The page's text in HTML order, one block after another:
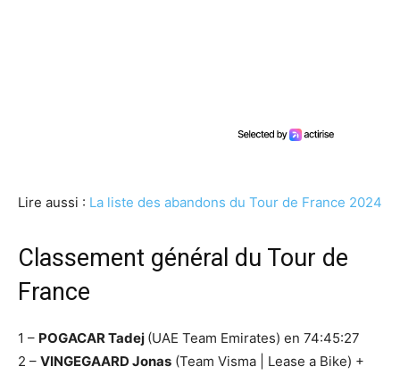
Lire aussi : La liste des abandons du Tour de France 2024
Classement général du Tour de
France
1 – POGACAR Tadej (UAE Team Emirates) en 74:45:27
2 – VINGEGAARD Jonas (Team Visma | Lease a Bike) +